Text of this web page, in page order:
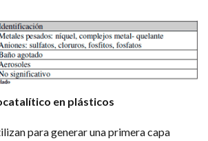
en plásticos
para generar una primera capa